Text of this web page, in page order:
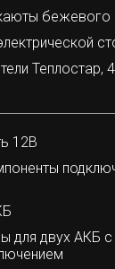
бежевого
Теплостар,
12В
для двух АКБ с